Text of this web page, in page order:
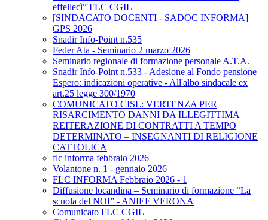
effellecì” FLC CGIL
[SINDACATO DOCENTI - SADOC INFORMA]
GPS 2026
Snadir Info-Point n.535
Feder Ata - Seminario 2 marzo 2026
Seminario regionale di formazione personale A.T.A.
Snadir Info-Point n.533 - Adesione al Fondo pensione
Espero: indicazioni operative - All'albo sindacale ex
art.25 legge 300/1970
COMUNICATO CISL: VERTENZA PER
RISARCIMENTO DANNI DA ILLEGITTIMA
REITERAZIONE DI CONTRATTI A TEMPO
DETERMINATO – INSEGNANTI DI RELIGIONE
CATTOLICA
flc informa febbraio 2026
Volantone n. 1 - gennaio 2026
FLC INFORMA Febbraio 2026 - 1
Diffusione locandina – Seminario di formazione “La
scuola del NOI” - ANIEF VERONA
Comunicato FLC CGIL